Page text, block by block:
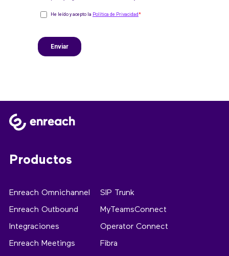
Productos
Enreach Omnichannel
Enreach Outbound
Integraciones
Enreach Meetings
SIP Trunk
MyTeamsConnect
Operator Connect
Fibra